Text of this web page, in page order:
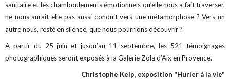
sanitaire et les chamboulements émotionnels qu’elle nous a fait traverser,
ne nous aurait-elle pas aussi conduit vers une métamorphose ? Vers un
autre nous, resté en silence, que nous pourrions découvrir ?
A partir du 25 juin et jusqu’au 11 septembre, les 521 témoignages
photographiques seront exposés à la Galerie Zola d’Aix en Provence.
Christophe Keip, exposition "Hurler à la vie"